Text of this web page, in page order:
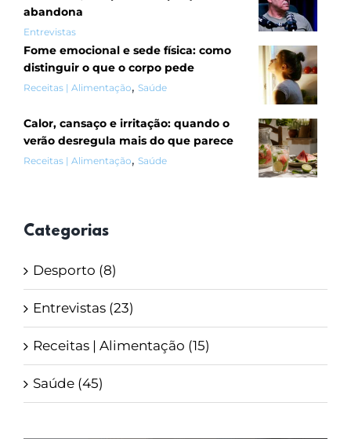
abandona
Entrevistas
Fome emocional e sede física: como
distinguir o que o corpo pede
Receitas | Alimentação, Saúde
Calor, cansaço e irritação: quando o
verão desregula mais do que parece
Receitas | Alimentação, Saúde
Categorias
Desporto (8)
Entrevistas (23)
Receitas | Alimentação (15)
Saúde (45)